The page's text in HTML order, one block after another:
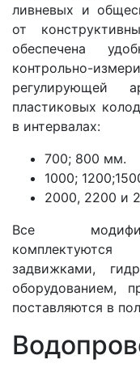
ливневых и
от
обеспечена
контрольно-
регулирующей
пластиковых
в интервалах:
700; 800 мм.
1000;
2000, 2200 и
Все
задвижками,
оборудованием,
поставляются в